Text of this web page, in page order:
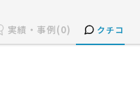
実績・事例(0) クチコミ